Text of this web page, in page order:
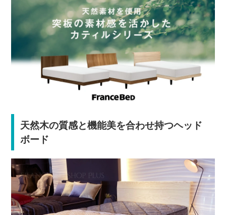
天然木の質感と機能美を合わせ持つヘッド
ボード